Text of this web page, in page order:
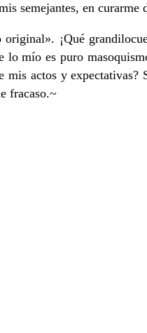
semejantes, en
¡Qué
mío es puro
mis actos y
fracaso.~